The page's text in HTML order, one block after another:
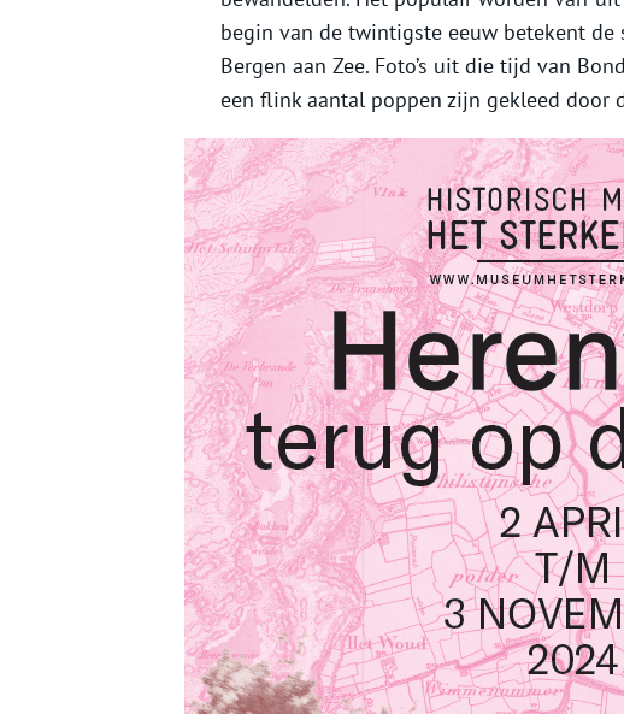
begin van de twintigste eeuw betekent
Bergen aan Zee. Foto’s uit die tijd van
een flink aantal poppen zijn gekleed door